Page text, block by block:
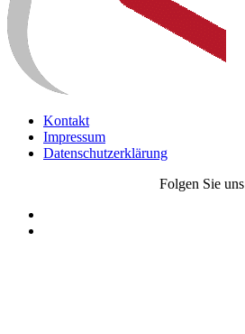
Kontakt
Impressum
Datenschutzerklärung
Folgen Sie uns